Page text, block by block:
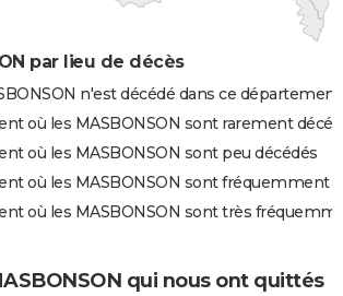
par lieu de décès
n'est décédé dans ce département
où les MASBONSON sont rarement
où les MASBONSON sont peu décédés
où les MASBONSON sont fréquemment
où les MASBONSON sont très
qui nous ont quittés